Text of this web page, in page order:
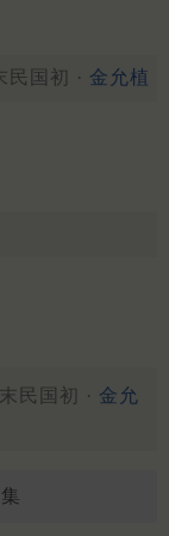
民国初 · 金允植
民国初 · 金允